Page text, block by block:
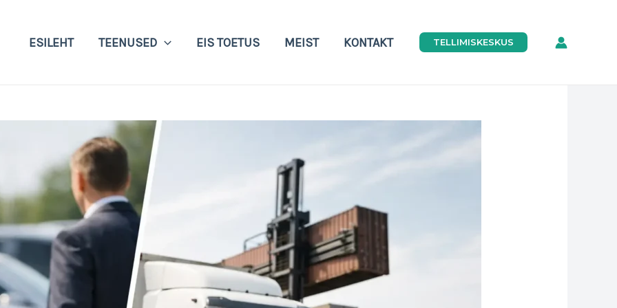
ESILEHT TEENUSED EIS TOETUS MEIST KONTAKT TELLIMISKESKUS